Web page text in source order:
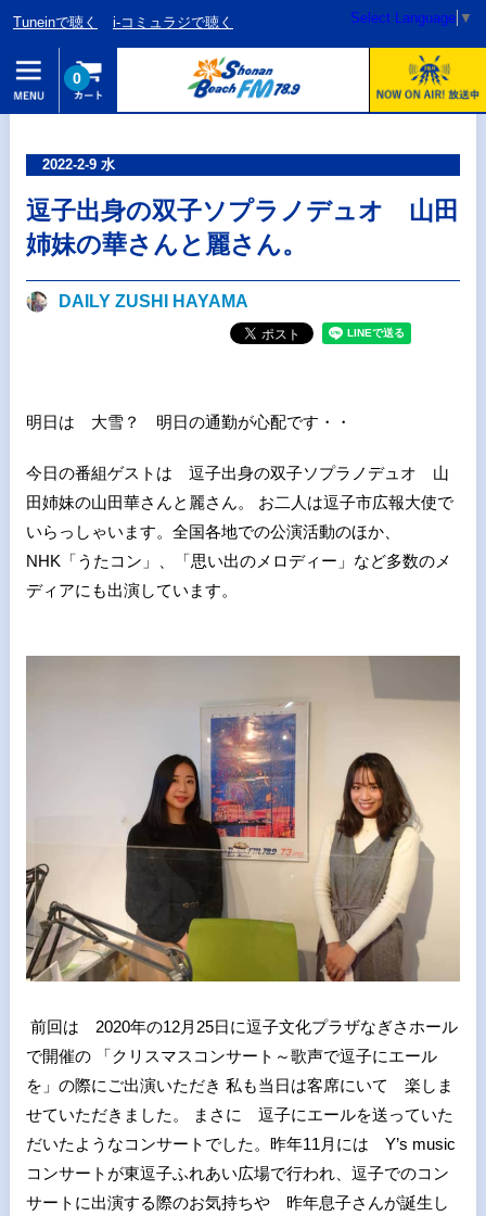
Tuneinで聴く i-コミュラジで聴く Select Language ▼
0
2022-2-9 水
逗子出身の双子ソプラノデュオ 山田
姉妹の華さんと麗さん。
DAILY ZUSHI HAYAMA
明日は 大雪？ 明日の通勤が心配です・・
今日の番組ゲストは 逗子出身の双子ソプラノデュオ 山
田姉妹の山田華さんと麗さん。 お二人は逗子市広報大使で
いらっしゃいます。全国各地での公演活動のほか、
NHK「うたコン」、「思い出のメロディー」など多数のメ
ディアにも出演しています。
前回は 2020年の12月25日に逗子文化プラザなぎさホール
で開催の 「クリスマスコンサート～歌声で逗子にエール
を」の際にご出演いただき 私も当日は客席にいて 楽しま
せていただきました。 まさに 逗子にエールを送っていた
だいたようなコンサートでした。昨年11月には Y’s music
コンサートが東逗子ふれあい広場で行われ、逗子でのコン
サートに出演する際のお気持ちや 昨年息子さんが誕生し